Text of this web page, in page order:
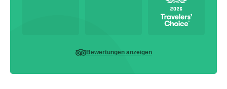
Bewertungen anzeigen